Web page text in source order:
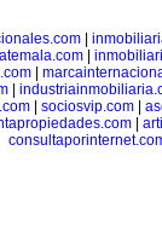
|
|
| sociosvip.com|
|